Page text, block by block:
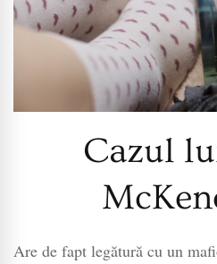
Cazul
Are de fapt legătură cu un